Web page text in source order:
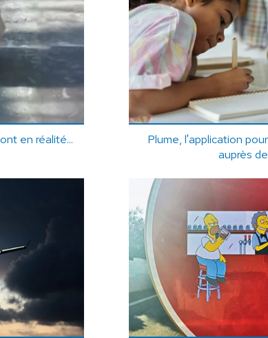
en réalité...
Plume, l'application
auprès